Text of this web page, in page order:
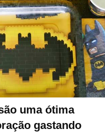
uma ótima
gastando